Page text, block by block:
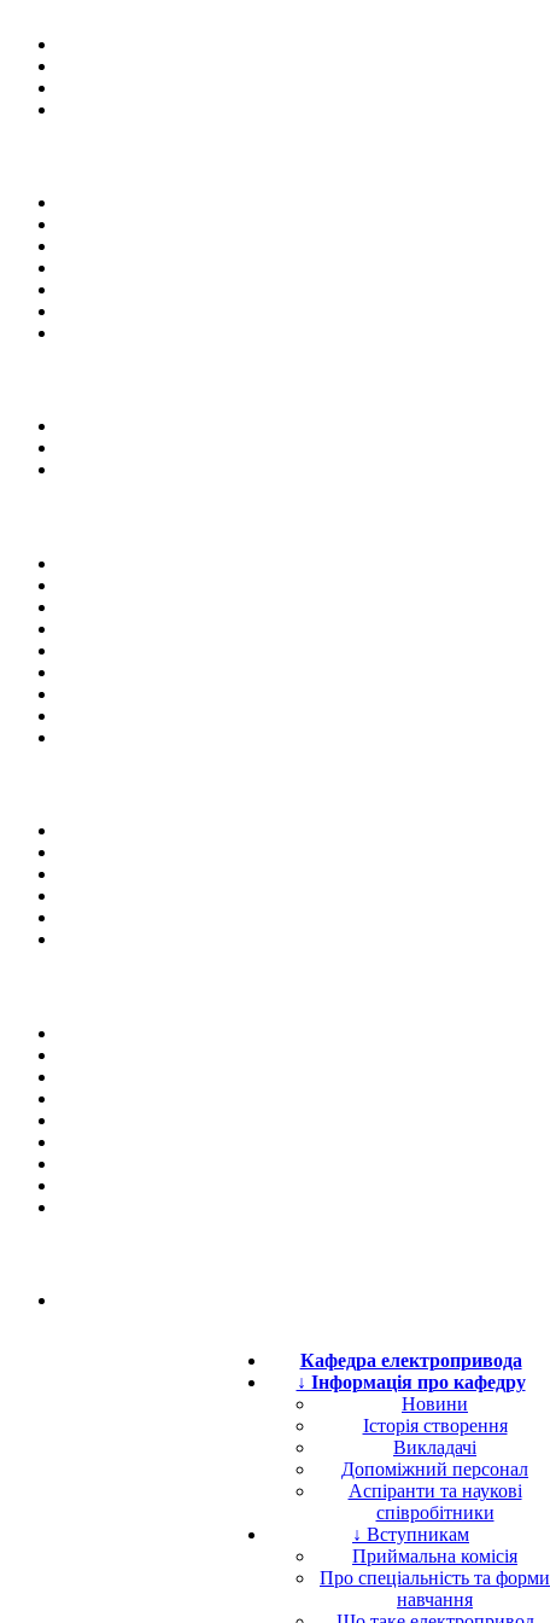
Кафедра електропривода
↓ Інформація про кафедру
Новини
Історія створення
Викладачі
Допоміжний персонал
Аспіранти та наукові
співробітники
↓ Вступникам
Приймальна комісія
Про спеціальність та форми
навчання